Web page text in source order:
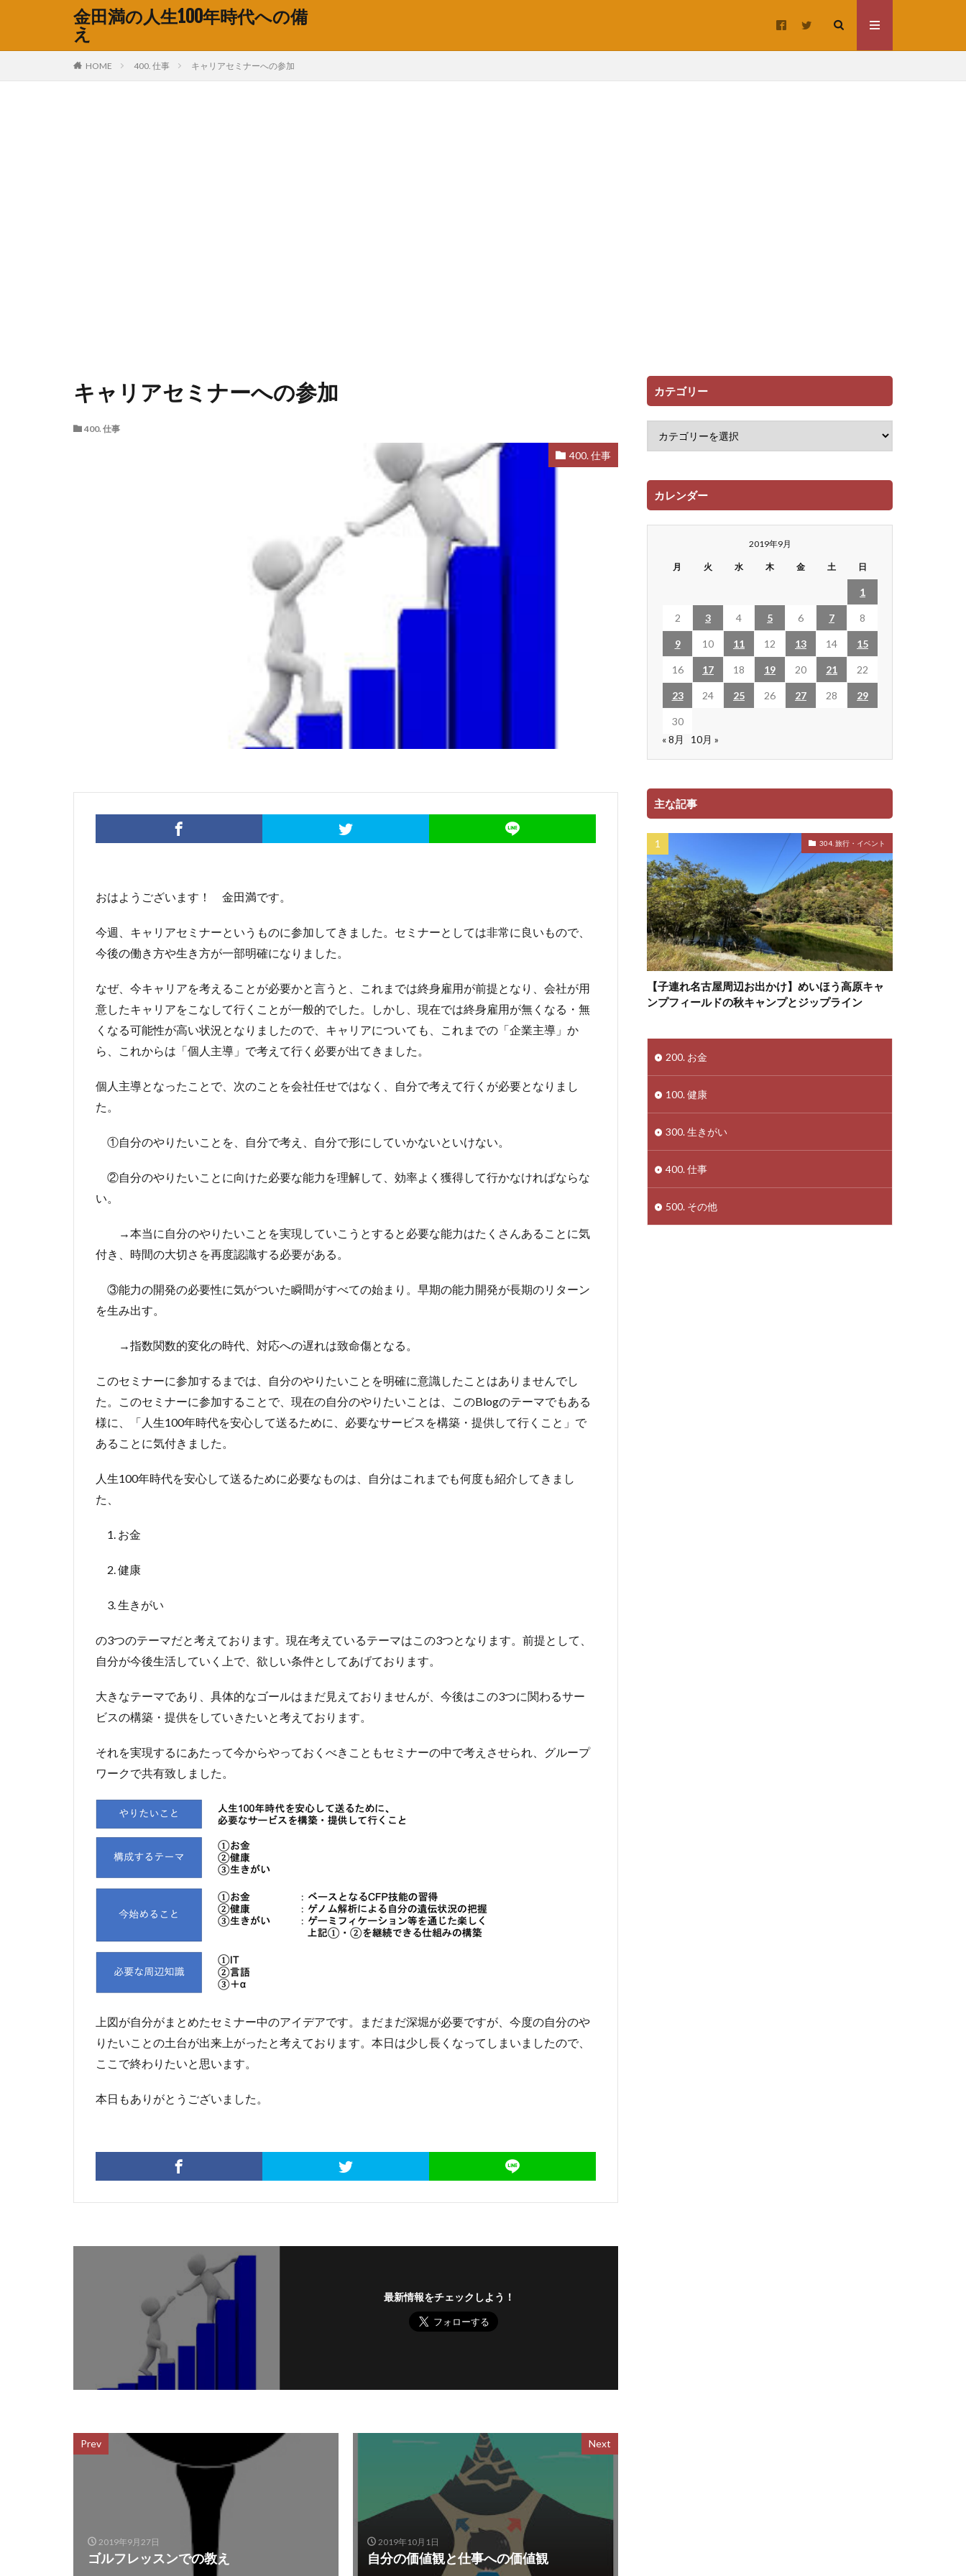
金田満の人生100年時代への備
え
HOME 400. 仕事 キャリアセミナーへの参加
キャリアセミナーへの参加
400. 仕事
400. 仕事
おはようございます！ 金田満です。
今週、キャリアセミナーというものに参加してきました。セミナーとしては非常に良いもので、
今後の働き方や生き方が一部明確になりました。
なぜ、今キャリアを考えることが必要かと言うと、これまでは終身雇用が前提となり、会社が用
意したキャリアをこなして行くことが一般的でした。しかし、現在では終身雇用が無くなる・無
くなる可能性が高い状況となりましたので、キャリアについても、これまでの「企業主導」か
ら、これからは「個人主導」で考えて行く必要が出てきました。
個人主導となったことで、次のことを会社任せではなく、自分で考えて行くが必要となりまし
た。
①自分のやりたいことを、自分で考え、自分で形にしていかないといけない。
②自分のやりたいことに向けた必要な能力を理解して、効率よく獲得して行かなければならな
い。
→本当に自分のやりたいことを実現していこうとすると必要な能力はたくさんあることに気
付き、時間の大切さを再度認識する必要がある。
③能力の開発の必要性に気がついた瞬間がすべての始まり。早期の能力開発が長期のリターン
を生み出す。
→指数関数的変化の時代、対応への遅れは致命傷となる。
このセミナーに参加するまでは、自分のやりたいことを明確に意識したことはありませんでし
た。このセミナーに参加することで、現在の自分のやりたいことは、このBlogのテーマでもある
様に、「人生100年時代を安心して送るために、必要なサービスを構築・提供して行くこと」で
あることに気付きました。
人生100年時代を安心して送るために必要なものは、自分はこれまでも何度も紹介してきまし
た、
1. お金
2. 健康
3. 生きがい
の3つのテーマだと考えております。現在考えているテーマはこの3つとなります。前提として、
自分が今後生活していく上で、欲しい条件としてあげております。
大きなテーマであり、具体的なゴールはまだ見えておりませんが、今後はこの3つに関わるサー
ビスの構築・提供をしていきたいと考えております。
それを実現するにあたって今からやっておくべきこともセミナーの中で考えさせられ、グループ
ワークで共有致しました。
上図が自分がまとめたセミナー中のアイデアです。まだまだ深堀が必要ですが、今度の自分のや
りたいことの土台が出来上がったと考えております。本日は少し長くなってしまいましたので、
ここで終わりたいと思います。
本日もありがとうございました。
最新情報をチェックしよう！
Prev
2019年9月27日
ゴルフレッスンでの教え
Next
2019年10月1日
自分の価値観と仕事への価値観
カテゴリー
カレンダー
2019年9月
月 火 水 木 金 土 日
1
2 3 4 5 6 7 8
9 10 11 12 13 14 15
16 17 18 19 20 21 22
23 24 25 26 27 28 29
30
« 8月
10月 »
主な記事
304. 旅行・イベント
【子連れ名古屋周辺お出かけ】めいほう高原キャ
ンプフィールドの秋キャンプとジップライン
200. お金
100. 健康
300. 生きがい
400. 仕事
500. その他